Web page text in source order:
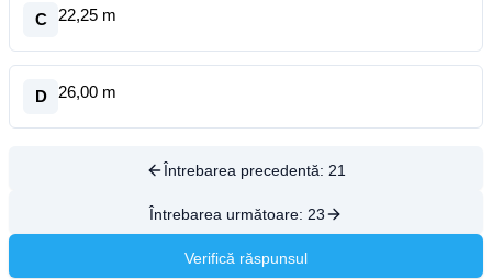
C 22,25 m
D 26,00 m
Întrebarea precedentă: 21
Întrebarea următoare: 23
Verifică răspunsul